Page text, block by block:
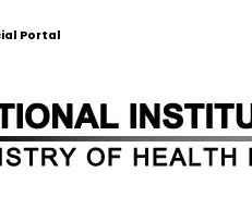
Portal